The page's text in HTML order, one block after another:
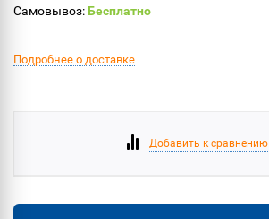
Самовывоз:Бесплатно
Подробнее о доставке
Добавить к сравнению